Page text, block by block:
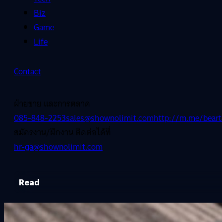
Biz
Game
Life
Contact
ฝ่ายขาย และการตลาด
085-848-2253sales@shownolimit.comhttp://m.me/
สมัครงาน/ฝึกงาน ติดต่อได้ที่
hr-ga@shownolimit.com
Read